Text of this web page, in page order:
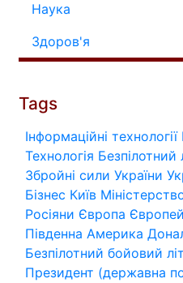
Наука
Здоров'я
Tags
Інформаційні технології
Технологія Безпілотний
Збройні сили України
Бізнес Київ
Росіяни Європа
Південна Америка
Безпілотний бойовий
Президент (державна